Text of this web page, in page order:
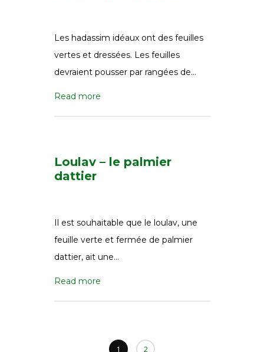
Les hadassim idéaux ont des feuilles
vertes et dressées. Les feuilles
devraient pousser par rangées de…
Read more
Loulav – le palmier
dattier
Il est souhaitable que le loulav, une
feuille verte et fermée de palmier
dattier, ait une…
Read more
1 2